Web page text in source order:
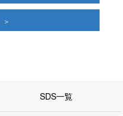
SDS一覧